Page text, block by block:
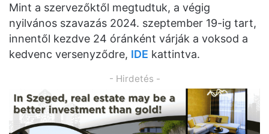
Mint a szervezőktől megtudtuk, a végig
nyilvános szavazás 2024. szeptember 19-ig tart,
innentől kezdve 24 óránként várják a voksod a
kedvenc versenyződre, IDE kattintva.
- Hirdetés -